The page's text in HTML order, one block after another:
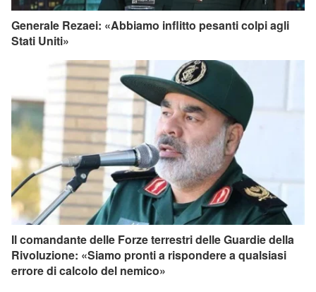
Generale Rezaei: «Abbiamo inflitto pesanti colpi agli
Stati Uniti»
Il comandante delle Forze terrestri delle Guardie della
Rivoluzione: «Siamo pronti a rispondere a qualsiasi
errore di calcolo del nemico»